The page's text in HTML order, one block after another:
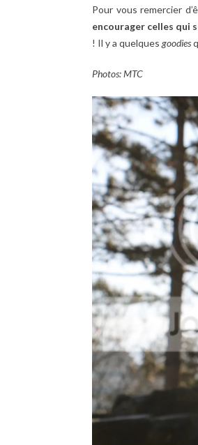
Pour vous remercier
encourager celles qui
! Il y a quelques goodies
Photos: MTC